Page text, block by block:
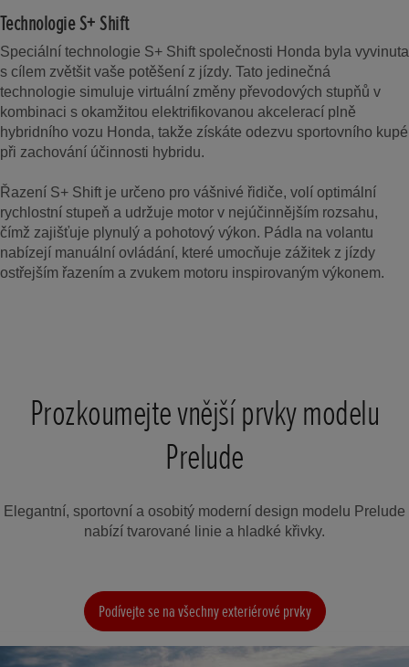
Technologie S+ Shift
Speciální technologie S+ Shift společnosti Honda byla vyvinuta
s cílem zvětšit vaše potěšení z jízdy. Tato jedinečná
technologie simuluje virtuální změny převodových stupňů v
kombinaci s okamžitou elektrifikovanou akcelerací plně
hybridního vozu Honda, takže získáte odezvu sportovního kupé
při zachování účinnosti hybridu.
Řazení S+ Shift je určeno pro vášnivé řidiče, volí optimální
rychlostní stupeň a udržuje motor v nejúčinnějším rozsahu,
čímž zajišťuje plynulý a pohotový výkon. Pádla na volantu
nabízejí manuální ovládání, které umocňuje zážitek z jízdy
ostřejším řazením a zvukem motoru inspirovaným výkonem.
Prozkoumejte vnější prvky modelu
Prelude
Elegantní, sportovní a osobitý moderní design modelu Prelude
nabízí tvarované linie a hladké křivky.
Podívejte se na všechny exteriérové prvky